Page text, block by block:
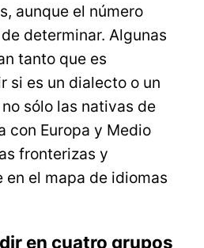
aunque el número
determinar. Algunas
tanto que es
si es un dialecto o un
sólo las nativas de
con Europa y Medio
fronterizas y
el mapa de idiomas
en cuatro grupos